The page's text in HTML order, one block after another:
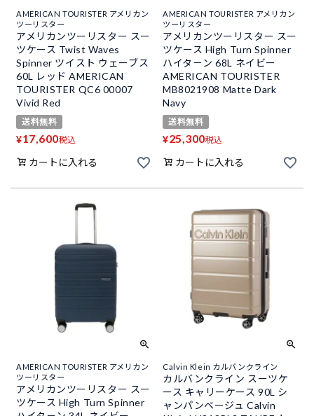
AMERICAN TOURISTER アメリカン
ツーリスター
アメリカンツーリスター スー
ツケース Twist Waves
Spinner ツイスト ウェーブス
60L レッド AMERICAN
TOURISTER QC6 00007
Vivid Red
送料無料
¥17,600税込
カートに入れる
AMERICAN TOURISTER アメリカン
ツーリスター
アメリカンツーリスター スー
ツケース High Turn Spinner
ハイタ－ン 68L ネイビー
AMERICAN TOURISTER
MB8021908 Matte Dark
Navy
送料無料
¥25,300税込
カートに入れる
AMERICAN TOURISTER アメリカン
ツーリスター
アメリカンツーリスター スー
ツケース High Turn Spinner
Calvin Klein カルバンクライン
カルバンクライン スーツケ
ース キャリーケース 90L シ
ャンパンベージュ Calvin